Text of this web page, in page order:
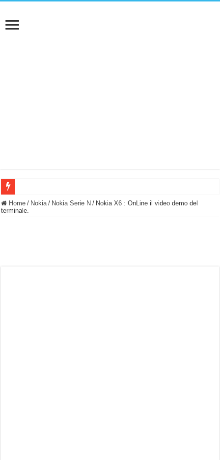
BASTA FATICARE! Questo robot tagliaerba lo appoggi e fa tutto lui! (Senza
Home / Nokia / Nokia Serie N / Nokia X6 : OnLine il video demo del
terminale.